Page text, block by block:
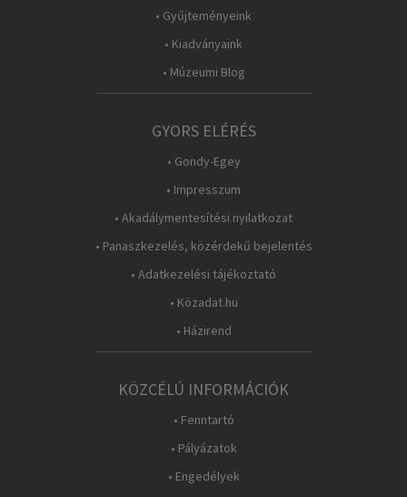
• Gyűjteményeink
• Kiadványaink
• Múzeumi Blog
GYORS ELÉRÉS
• Gondy-Egey
• Impresszum
• Akadálymentesítési nyilatkozat
• Panaszkezelés, közérdekű bejelentés
• Adatkezelési tájékoztató
• Közadat.hu
• Házirend
KÖZCÉLÚ INFORMÁCIÓK
• Fenntartó
• Pályázatok
• Engedélyek